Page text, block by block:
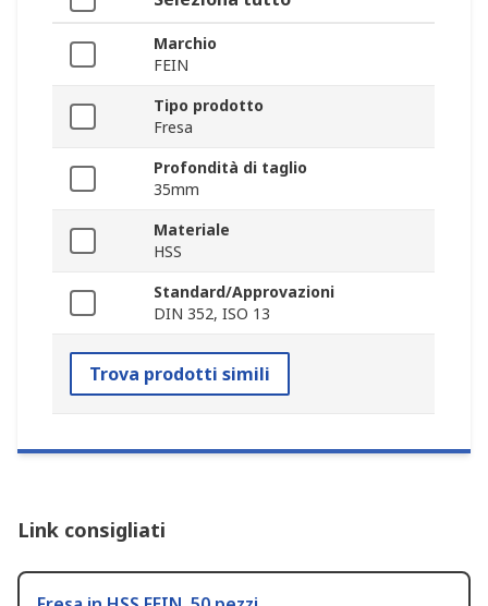
Marchio
FEIN
Tipo prodotto
Fresa
Profondità di taglio
35mm
Materiale
HSS
Standard/Approvazioni
DIN 352, ISO 13
Trova prodotti simili
Link consigliati